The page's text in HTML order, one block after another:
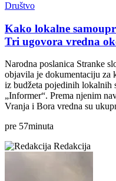
Društvo
Kako lokalne
Tri ugovora vredna
Narodna poslanica Stranke
objavila je dokumentaciju za
iz budžeta pojedinih lokalnih
„Informer“. Prema njenim
Vranja i Bora vredna su
pre 57minuta
Redakcija